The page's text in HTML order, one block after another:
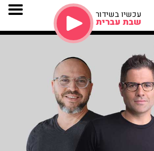
עכשיו בשידור
שבת עברית